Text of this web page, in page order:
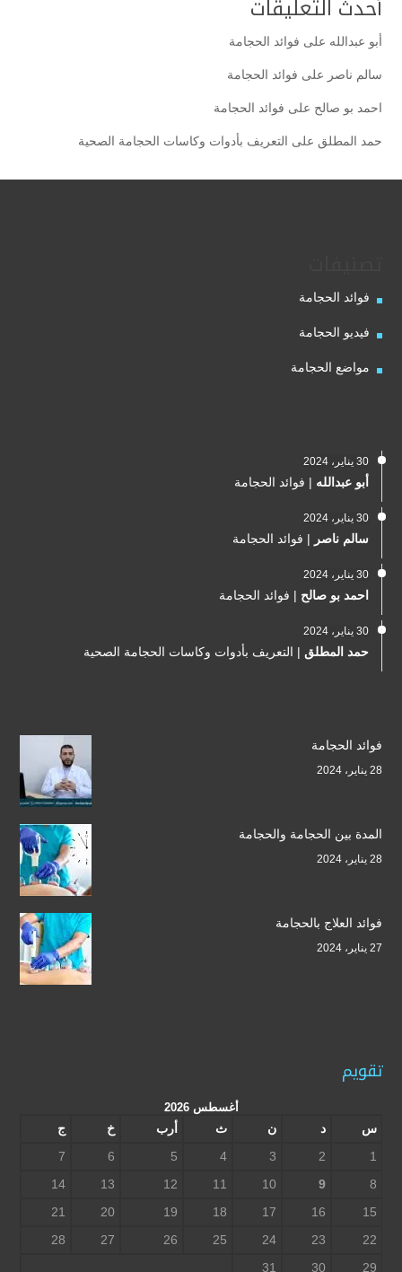
أحدث التعليقات
أبو عبدالله على فوائد الحجامة
سالم ناصر على فوائد الحجامة
احمد بو صالح على فوائد الحجامة
حمد المطلق على التعريف بأدوات وكاسات الحجامة الصحية
فوائد الحجامة
فيديو الحجامة
مواضع الحجامة
30 يناير، 2024
أبو عبدالله | فوائد الحجامة
30 يناير، 2024
سالم ناصر | فوائد الحجامة
30 يناير، 2024
احمد بو صالح | فوائد الحجامة
30 يناير، 2024
حمد المطلق | التعريف بأدوات وكاسات الحجامة الصحية
فوائد الحجامة
28 يناير، 2024
المدة بين الحجامة والحجامة
28 يناير، 2024
فوائد العلاج بالحجامة
27 يناير، 2024
تقويم
أغسطس 2026
س د ن ث أرب خ
ج
1
2
3
4
5
6
7
8
9
10
11
12
13
14
15
16
17
18
19
20
21
22
23
24
25
26
27
28
29
30
31